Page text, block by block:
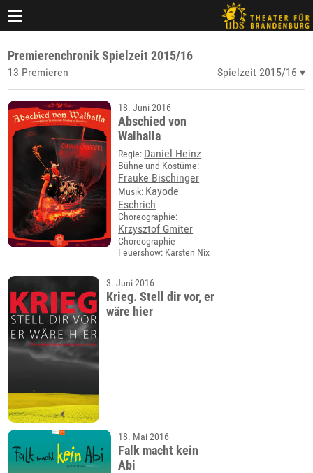
Premierenchronik Spielzeit 2015/16
13 Premieren Spielzeit 2015/16
18. Juni 2016
Abschied von
Walhalla
Regie: Daniel Heinz
Bühne und Kostüme:
Frauke Bischinger
Musik: Kayode
Eschrich
Choreographie:
Krzysztof Gmiter
Choreographie
Feuershow: Karsten Nix
3. Juni 2016
Krieg. Stell dir vor, er
wäre hier
18. Mai 2016
Falk macht kein
Abi